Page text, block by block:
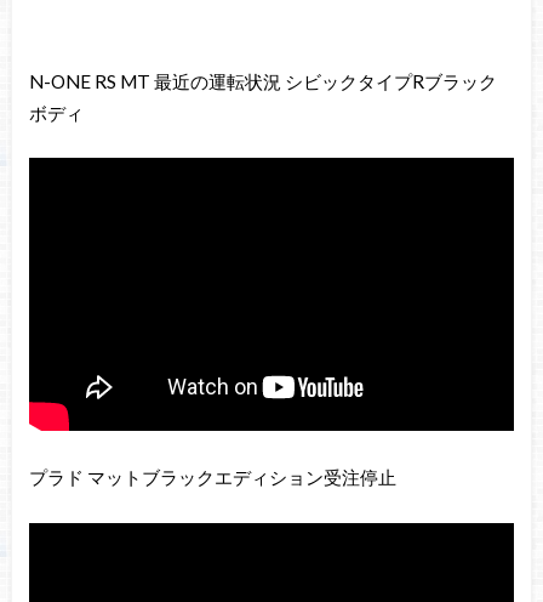
N-ONE RS MT 最近の運転状況 シビックタイプRブラック
ボディ
プラド マットブラックエディション受注停止